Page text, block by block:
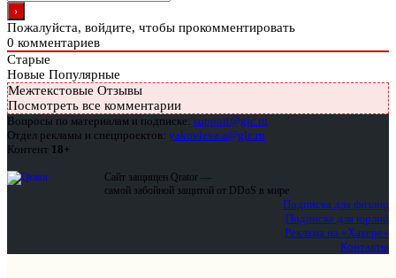
Пожалуйста, войдите, чтобы прокомментировать
0 комментариев
Старые
Новые Популярные
Межтекстовые Отзывы
Посмотреть все комментарии
Вопросы по материалам и подписке: support@glc.ru
Отдел рекламы и спецпроектов: yakovleva.a@glc.ru
Контент 18+
Сайт защищен Qrator —
самой забойной защитой от DDoS в мире
Подписка для физлиц
Подписка для юрлиц
Реклама на «Хакере»
Контакты